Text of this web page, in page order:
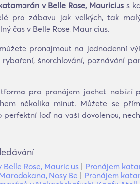
v Belle Rose, Mauriciuss
pro zábavu jak velkých, tak
čas v Belle Rose, Mauricius.
pronajmout na jednodenní
šnorchlování, poznávání
pro pronájem jachet nabízí
několika minut. Můžete se
perfektní loď na vaši dovolenou,
Belle Rose, Mauricius | Pronájem
Nosy Be | Pronájem